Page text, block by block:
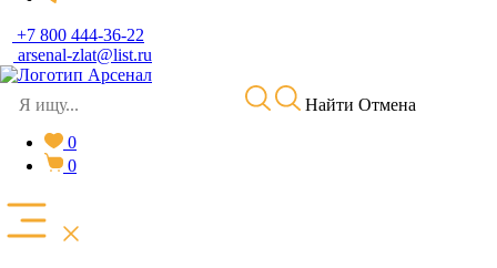
+7 800 444-36-22
arsenal-zlat@list.ru
Найти Отмена
0
0